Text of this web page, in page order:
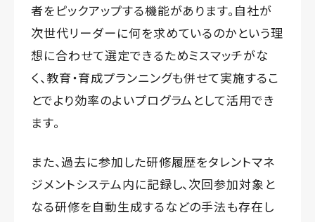
者をピックアップする機能があります。自社が
次世代リーダーに何を求めているのかという理
想に合わせて選定できるためミスマッチがな
く、教育・育成プランニングも併せて実施するこ
とでより効率のよいプログラムとして活用でき
ます。
また、過去に参加した研修履歴をタレントマネ
ジメントシステム内に記録し、次回参加対象と
なる研修を自動生成するなどの手法も存在し